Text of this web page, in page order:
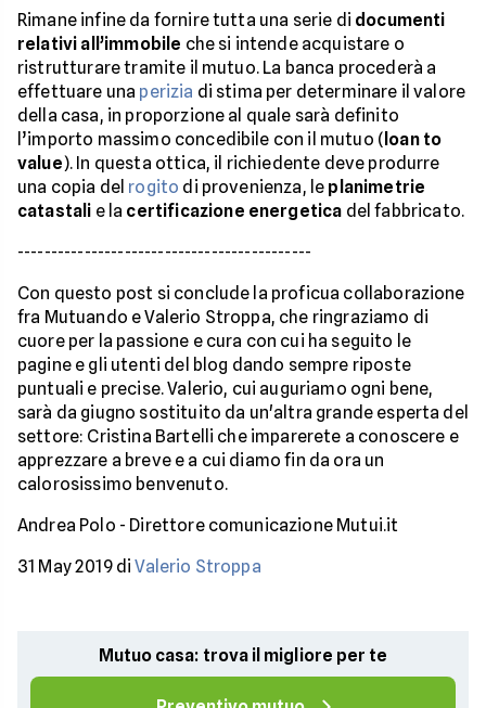
Rimane infine da fornire tutta una serie di documenti
relativi all’immobile che si intende acquistare o
ristrutturare tramite il mutuo. La banca procederà a
effettuare una perizia di stima per determinare il valore
della casa, in proporzione al quale sarà definito
l’importo massimo concedibile con il mutuo ( loan to
value). In questa ottica, il richiedente deve produrre
una copia del rogito di provenienza, le planimetrie
catastali e la certificazione energetica del fabbricato.
--------------------------------------------
Con questo post si conclude la proficua collaborazione
fra Mutuando e Valerio Stroppa, che ringraziamo di
cuore per la passione e cura con cui ha seguito le
pagine e gli utenti del blog dando sempre riposte
puntuali e precise. Valerio, cui auguriamo ogni bene,
sarà da giugno sostituito da un'altra grande esperta del
settore: Cristina Bartelli che imparerete a conoscere e
apprezzare a breve e a cui diamo fin da ora un
calorosissimo benvenuto.
Andrea Polo - Direttore comunicazione Mutui.it
31 May 2019 diValerio Stroppa
Mutuo casa: trova il migliore per te